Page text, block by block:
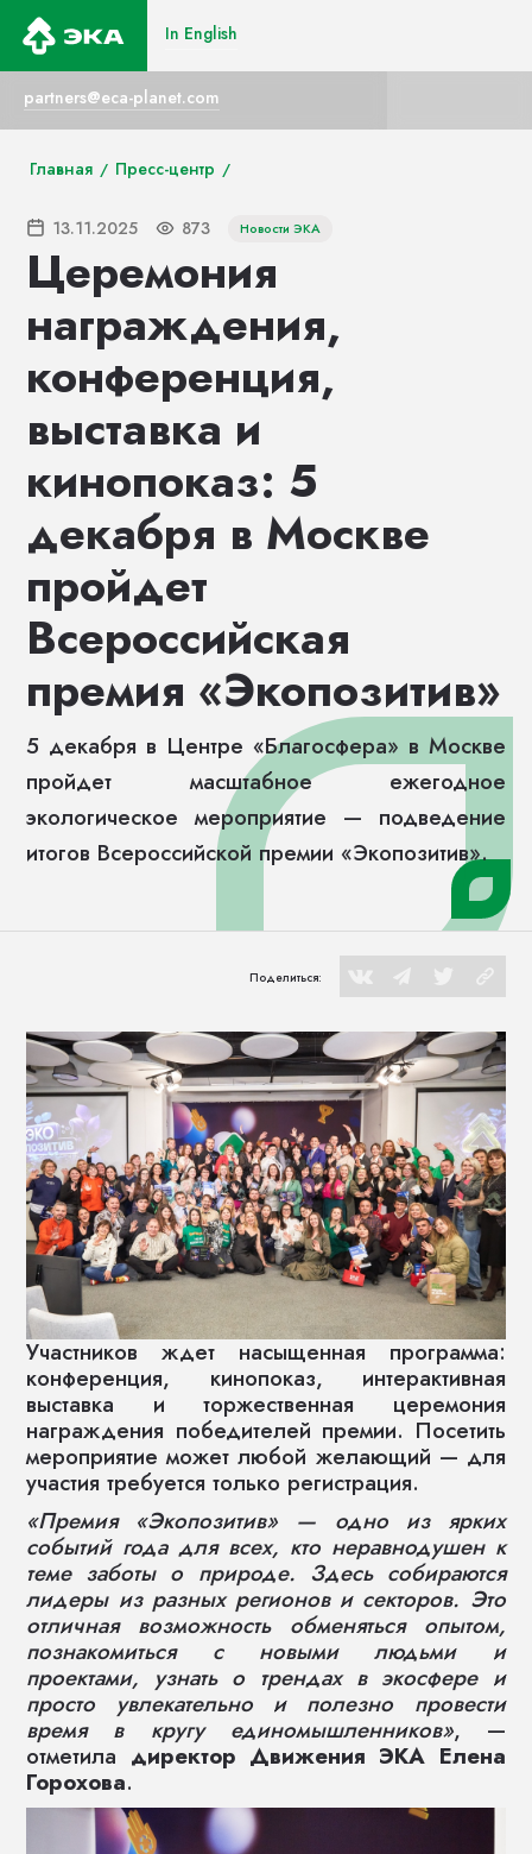
partners@eca-planet.com
In English
In English
Главная / Пресс-центр /
13.11.2025 873 Новости ЭКА
Церемония
награждения,
конференция,
выставка и
кинопоказ: 5
декабря в Москве
пройдет
Всероссийская
премия «Экопозитив»
5 декабря в Центре «Благосфера» в Москве
пройдет масштабное ежегодное
экологическое мероприятие — подведение
итогов Всероссийской премии «Экопозитив».
Поделиться:
Участников ждет насыщенная программа:
конференция, кинопоказ, интерактивная
выставка и торжественная церемония
награждения победителей премии. Посетить
мероприятие может любой желающий — для
участия требуется только регистрация.
«Премия «Экопозитив» — одно из ярких
событий года для всех, кто неравнодушен к
теме заботы о природе. Здесь собираются
лидеры из разных регионов и секторов. Это
отличная возможность обменяться опытом,
познакомиться с новыми людьми и
проектами, узнать о трендах в экосфере и
просто увлекательно и полезно провести
время в кругу единомышленников», —
отметила директор Движения ЭКА Елена
Горохова.